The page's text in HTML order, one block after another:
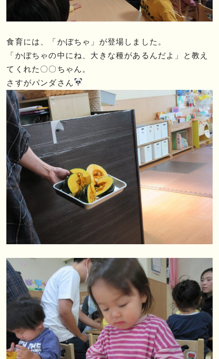
食育には、「かぼちゃ」が登場しました。
「かぼちゃの中にね、大きな種があるんだよ」と教え
てくれた〇〇ちゃん。
さすがパンダさん